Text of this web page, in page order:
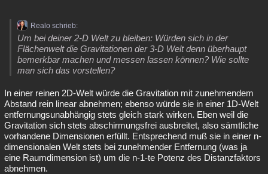
Realo schrieb:
Um bei deiner 2-D Welt zu bleiben: Würden sich in der
Flächenwelt die Gravitationen der 3-D Welt denn überhaupt
bemerkbar machen und messen lassen können? Wie sollte
man sich das vorstellen?
In einer reinen 2D-Welt würde die Gravitation mit zunehmendem
Abstand rein linear abnehmen; ebenso würde sie in einer 1D-Welt
entfernungsunabhängig stets gleich stark wirken. Eben weil die
Gravitation sich stets abschirmungsfrei ausbreitet, also sämtliche
vorhandene Dimensionen erfüllt. Entsprechend muß sie in einer n-
dimensionalen Welt stets bei zunehmender Entfernung (was ja
eine Raumdimension ist) um die n-1-te Potenz des Distanzfaktors
abnehmen.